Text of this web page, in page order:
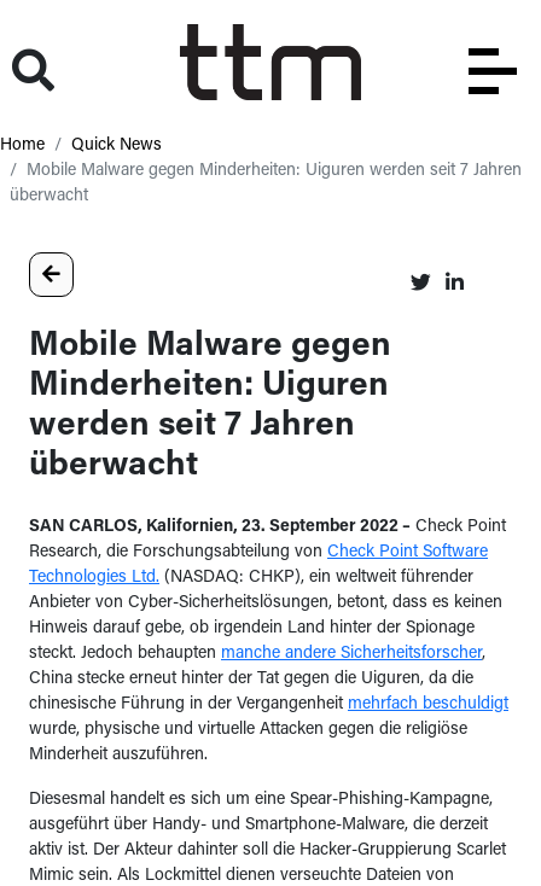
Home
Quick News
Mobile Malware gegen Minderheiten: Uiguren werden seit 7 Jahren
überwacht
Mobile Malware gegen
Minderheiten: Uiguren
werden seit 7 Jahren
überwacht
SAN CARLOS, Kalifornien, 23. September 2022 – Check Point
Research, die Forschungsabteilung von Check Point Software
Technologies Ltd. (NASDAQ: CHKP), ein weltweit führender
Anbieter von Cyber-Sicherheitslösungen, betont, dass es keinen
Hinweis darauf gebe, ob irgendein Land hinter der Spionage
steckt. Jedoch behaupten manche andere Sicherheitsforscher,
China stecke erneut hinter der Tat gegen die Uiguren, da die
chinesische Führung in der Vergangenheit mehrfach beschuldigt
wurde, physische und virtuelle Attacken gegen die religiöse
Minderheit auszuführen.
Diesesmal handelt es sich um eine Spear-Phishing-Kampagne,
ausgeführt über Handy- und Smartphone-Malware, die derzeit
aktiv ist. Der Akteur dahinter soll die Hacker-Gruppierung Scarlet
Mimic sein. Als Lockmittel dienen verseuchte Dateien von